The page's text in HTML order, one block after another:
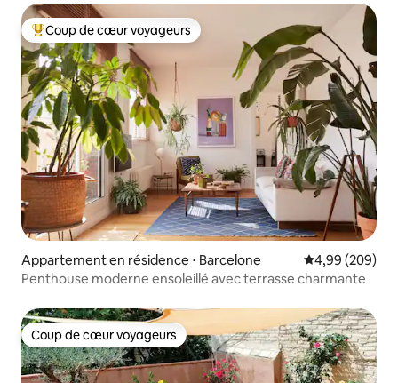
Coups de cœur voyageurs les plus appréciés
Coup de cœur voyageurs
Appartement en résidence ⋅ Barcelone Évaluation
4,99 (209)
Penthouse moderne ensoleillé avec terrasse charmante
Coup de cœur voyageurs
Coup de cœur voyageurs